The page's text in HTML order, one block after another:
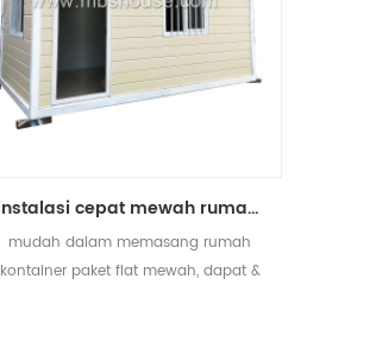
instalasi cepat mewah rumah kontainer datar prefabrikasi
mudah dalam memasang rumah
kontainer paket flat mewah, dapat &